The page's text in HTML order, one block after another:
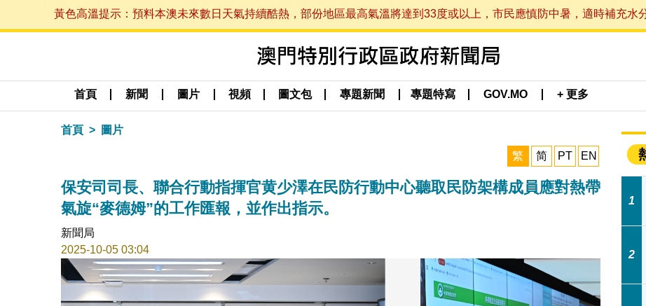
黃色高溫提示：預料本澳未來數日天氣持續酷熱，部份地區最高氣溫將達到33度或以上，市民應慎防中暑，適時補充水
首頁 新聞 圖片 視頻 圖文包 專題新聞 專題特寫 GOV.MO + 更多
首頁 圖片
繁 简 PT EN
保安司司長、聯合行動指揮官黄少澤在民防行動中心聽取民防架構成員應對熱帶
氣旋“麥德姆”的工作匯報，並作出指示。
新聞局
2025-10-05 03:04
1
2